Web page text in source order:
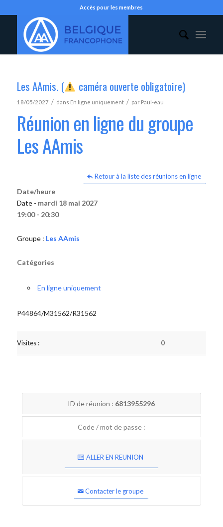
Accès pour les membres
Les AAmis. ( caméra ouverte obligatoire)
18/05/2027 / dans En ligne uniquement / par Paul-eau
Réunion en ligne du groupe
Les AAmis
Retour à la liste des réunions en ligne
Date/heure
Date - mardi 18 mai 2027
19:00 - 20:30
Groupe : Les AAmis
Catégories
En ligne uniquement
P44864/M31562/R31562
Visites : 0
ID de réunion : 6813955296
Code / mot de passe :
ALLER EN REUNION
Contacter le groupe